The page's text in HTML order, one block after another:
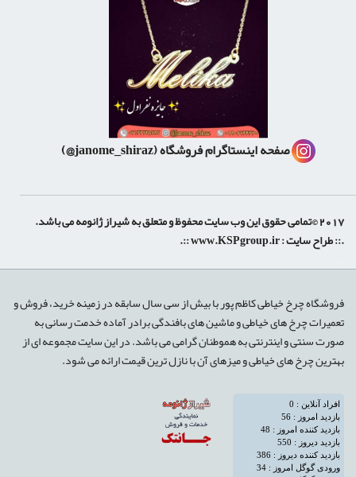
صفحه اینستاگرام فروشگاه(janome_shiraz@)
2017 ©تمامی حقوق این وب سایت محفوظ و متعلق به شیراز ژانومه می باشد.
.:: طراح سایت :www.KSPgroup.ir
::.
فروشگاه چرخ خیاطی کاظم پور با بیش از سی سال سابقه در زمینه خرید، فروش و
تعمیرات چرخ های خیاطی و ماشین های بافندگی برادر آماده خدمت رسانی به
صورت سنتی و اینترنتی به هموطنان گرامی می باشد. در این سایت مجموعه ای از
بهترین چرخ های خیاطی و میزهای آن با نازل ترین قیمت ارائه می شود.